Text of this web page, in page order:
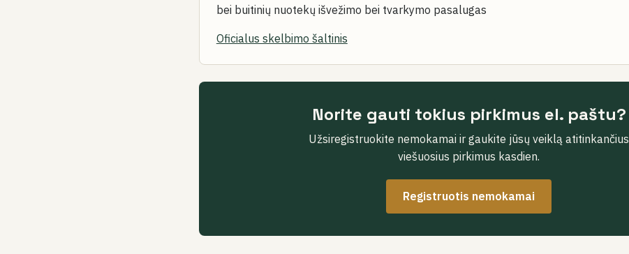
bei buitinių nuotekų išvežimo bei tvarkymo pasalugas
Oficialus skelbimo šaltinis
Norite gauti tokius pirkimus el. paštu?
Užsiregistruokite nemokamai ir gaukite jūsų veiklą atitinkančius
viešuosius pirkimus kasdien.
Registruotis nemokamai